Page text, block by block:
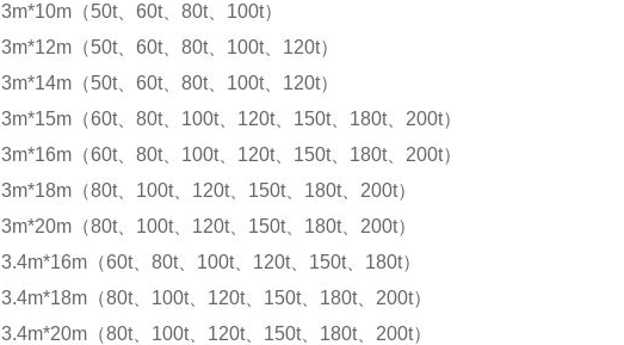
3m*10m（50t、60t、80t、100t）
3m*12m（50t、60t、80t、100t、120t）
3m*14m（50t、60t、80t、100t、120t）
3m*15m（60t、80t、100t、120t、150t、180t、200t）
3m*16m（60t、80t、100t、120t、150t、180t、200t）
3m*18m（80t、100t、120t、150t、180t、200t）
3m*20m（80t、100t、120t、150t、180t、200t）
3.4m*16m（60t、80t、100t、120t、150t、180t）
3.4m*18m（80t、100t、120t、150t、180t、200t）
3.4m*20m（80t、100t、120t、150t、180t、200t）